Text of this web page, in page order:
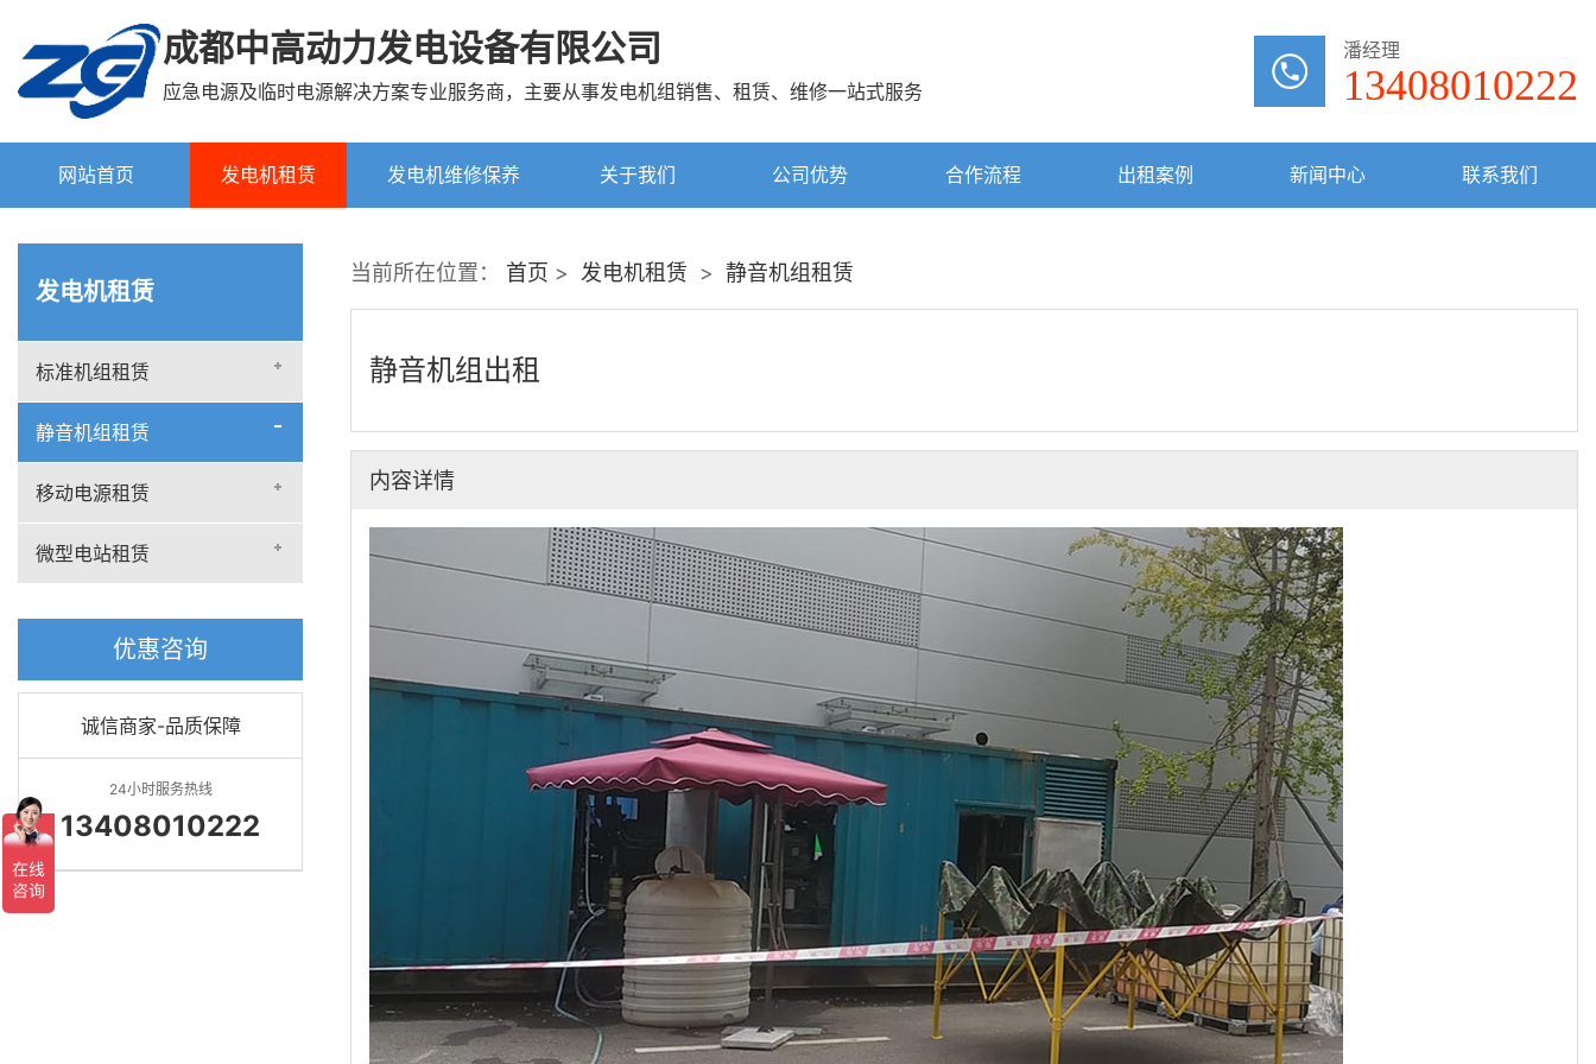
成都中高动力发电设备有限公司
应急电源及临时电源解决方案专业服务商，主要从事发电机组销售、租赁、维修一站式服务
潘经理
13408010222
网站首页 发电机租赁
移动电源租赁
发电机维修保养 关于我们 公司优势 合作流程 出租案例 新闻中心 联系我们
发电机租赁
标准机组租赁
静音机组租赁
移动电源租赁
微型电站租赁
优惠咨询
诚信商家-品质保障
24小时服务热线
13408010222
当前所在位置： 首页 > 发电机租赁 > 静音机组租赁
静音机组出租
内容详情